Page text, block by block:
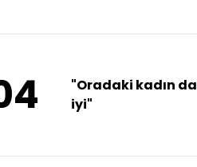
"Oradaki kadın da
iyi"